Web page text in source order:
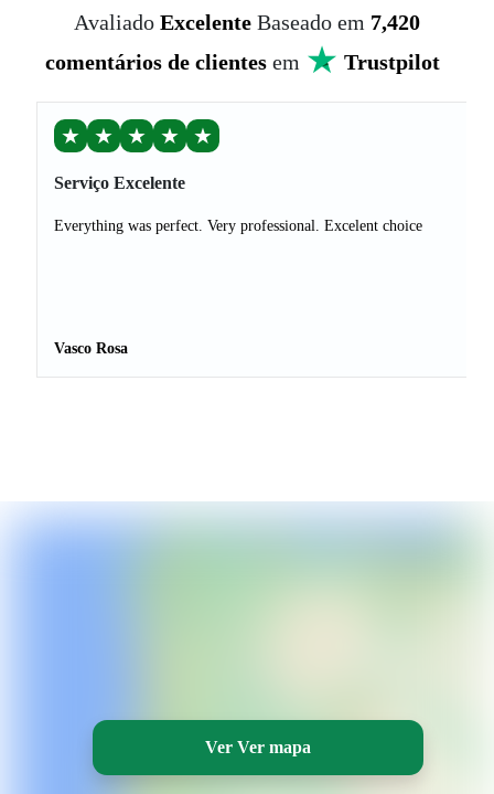
Avaliado Excelente Baseado em 7,420
comentários de clientes em Trustpilot
★ ★ ★ ★ ★
Serviço Excelente
Everything was perfect. Very professional. Excelent choice
Vasco Rosa
Ver Ver mapa